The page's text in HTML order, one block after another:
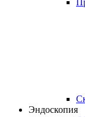
Эндоскопия